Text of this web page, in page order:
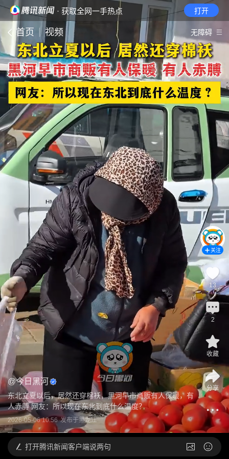
· 获取全网一手热点 打开
首页 视频 无障碍
@今日黑河
东北立夏以后，居然还穿棉袄，黑河早市商贩有人保暖，有
人赤膊 网友：所以现在东北到底什么温度？
2026-05-06 10:56 发布于黑龙江
关注
13
2
收藏
分享
打开腾讯新闻客户端说两句